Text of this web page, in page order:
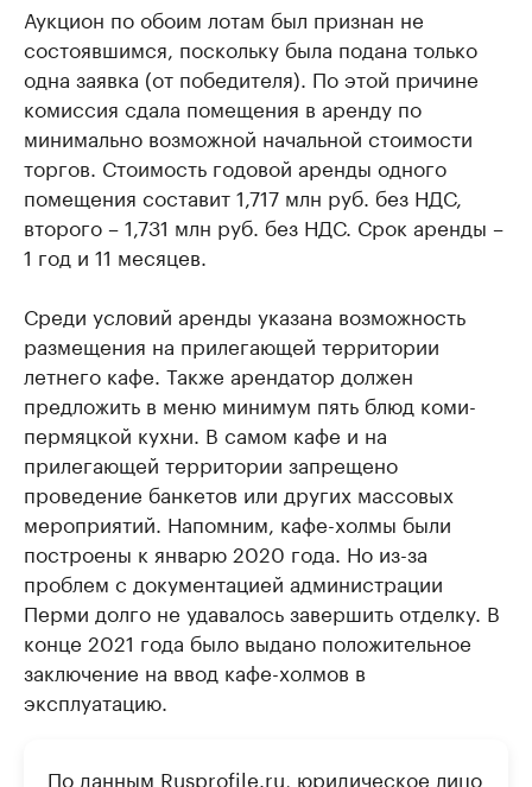
Аукцион по обоим лотам был признан не
состоявшимся, поскольку была подана только
одна заявка (от победителя). По этой причине
комиссия сдала помещения в аренду по
минимально возможной начальной стоимости
торгов. Стоимость годовой аренды одного
помещения составит 1,717 млн руб. без НДС,
второго – 1,731 млн руб. без НДС. Срок аренды –
1 год и 11 месяцев.
Среди условий аренды указана возможность
размещения на прилегающей территории
летнего кафе. Также арендатор должен
предложить в меню минимум пять блюд коми-
пермяцкой кухни. В самом кафе и на
прилегающей территории запрещено
проведение банкетов или других массовых
мероприятий. Напомним, кафе-холмы были
построены к январю 2020 года. Но из-за
проблем с документацией администрации
Перми долго не удавалось завершить отделку. В
конце 2021 года было выдано положительное
заключение на ввод кафе-холмов в
эксплуатацию.
По данным Rusprofile.ru, юридическое лицо